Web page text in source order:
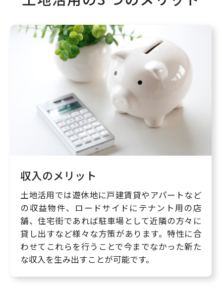
収入のメリット
土地活用では遊休地に戸建賃貸やアパートなど
の収益物件、ロードサイドにテナント用の店
舗、住宅街であれば駐車場として近隣の方々に
貸し出すなど様々な方策があります。特性に合
わせてこれらを行うことで今までなかった新た
な収入を生み出すことが可能です。